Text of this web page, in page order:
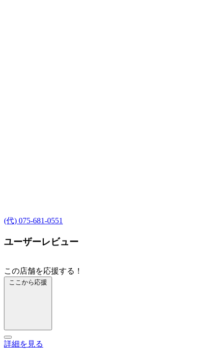
(代) 075-681-0551
ユーザーレビュー
この店舗を応援する！
ここから応援
詳細を見る